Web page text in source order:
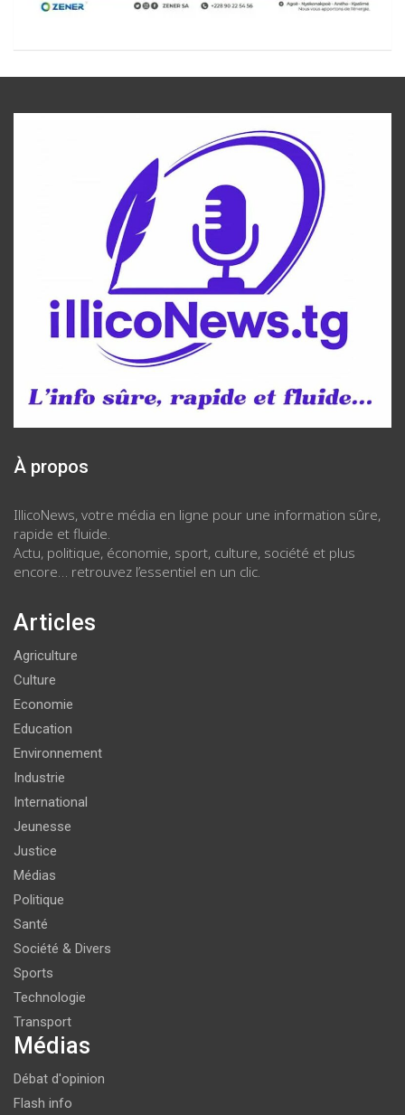
À propos
IllicoNews, votre média en ligne pour une information sûre,
rapide et fluide.
Actu, politique, économie, sport, culture, société et plus
encore… retrouvez l’essentiel en un clic.
Articles
Agriculture
Culture
Economie
Education
Environnement
Industrie
International
Jeunesse
Justice
Médias
Politique
Santé
Société & Divers
Sports
Technologie
Transport
Médias
Débat d'opinion
Flash info